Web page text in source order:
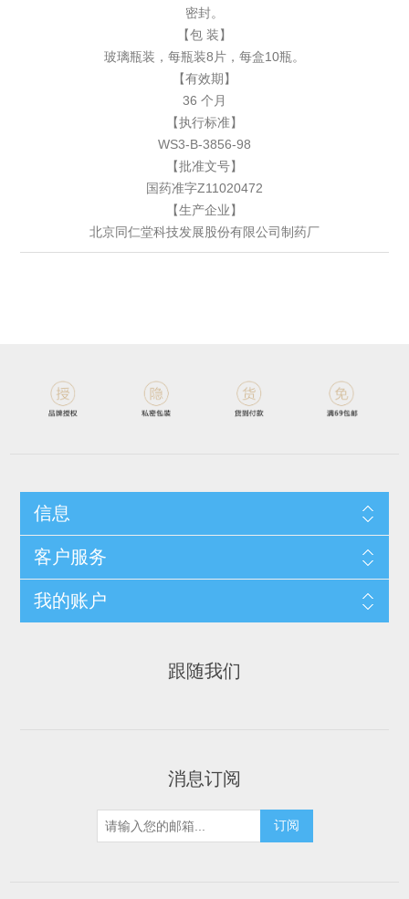
密封。
【包 装】
玻璃瓶装，每瓶装8片，每盒10瓶。
【有效期】
36 个月
【执行标准】
WS3-B-3856-98
【批准文号】
国药准字Z11020472
【生产企业】
北京同仁堂科技发展股份有限公司制药厂
信息
客户服务
我的账户
跟随我们
消息订阅